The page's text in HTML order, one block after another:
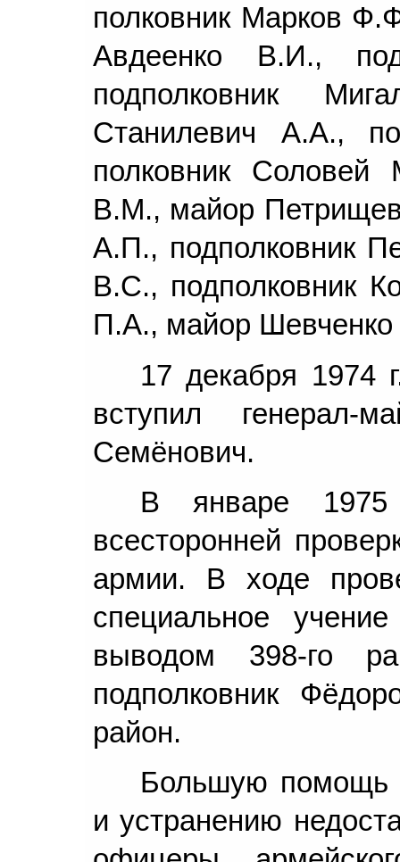
полковник Марков
Авдеенко В.И.,
подполковник
Станилевич А.А.,
полковник Соловей
В.М., майор
А.П., подполковник
В.С., подполковник
П.А., майор Шевченко
17 декабря 1974
вступил генерал-
Семёнович.
В январе 1975
всесторонней
армии. В ходе
специальное
выводом 398-го
подполковник
район.
Большую помощь
и устранению